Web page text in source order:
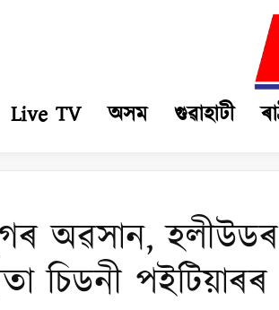
Live TV অসম গুৱাহাটী
অৱসান, হলীউডৰ
চিডনী পইটিয়াৰৰ